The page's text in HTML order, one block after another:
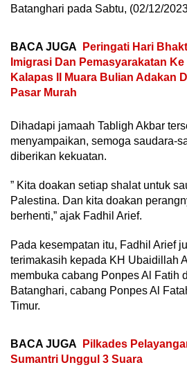
Batanghari pada Sabtu, (02/12/
BACA JUGA
Peringati Hari
Imigrasi Dan Pemasyarakatan Ke
Kalapas II Muara Bulian Adakan
Pasar Murah
Dihadapi jamaah Tabligh Akbar
menyampaikan, semoga saudara-
diberikan kekuatan.
” Kita doakan setiap shalat untuk
Palestina. Dan kita doakan
berhenti,” ajak Fadhil Arief.
Pada kesempatan itu, Fadhil Arief
terimakasih kepada KH Ubaidillah
membuka cabang Ponpes Al Fatih
Batanghari, cabang Ponpes Al
Timur.
BACA JUGA
Pilkades
Sumantri Unggul 3 Suara